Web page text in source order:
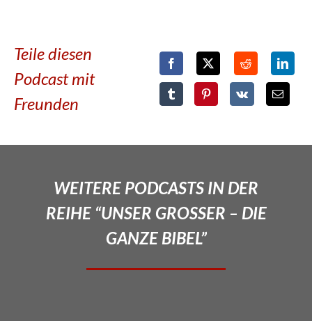
Teile diesen
Podcast mit
Freunden
WEITERE PODCASTS IN DER
REIHE “UNSER GROSSER – DIE
GANZE BIBEL”